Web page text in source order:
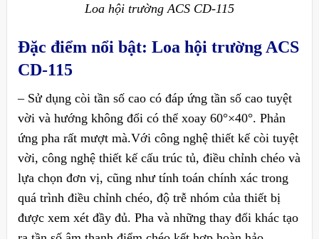
Loa hội trường ACS CD-115
Đặc điểm nổi bật: Loa hội trường ACS
CD-115
– Sử dụng còi tần số cao có đáp ứng tần số cao tuyệt
vời và hướng không đổi có thể xoay 60°×40°. Phản
ứng pha rất mượt mà.Với công nghệ thiết kế còi tuyệt
vời, công nghệ thiết kế cấu trúc tủ, điều chỉnh chéo và
lựa chọn đơn vị, cũng như tính toán chính xác trong
quá trình điều chỉnh chéo, độ trễ nhóm của thiết bị
được xem xét đầy đủ. Pha và những thay đổi khác tạo